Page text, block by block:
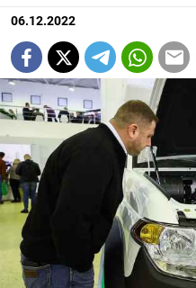
06.12.2022